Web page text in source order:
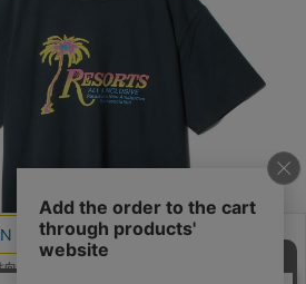
上のためにクッキーを使用いたします。ボタン